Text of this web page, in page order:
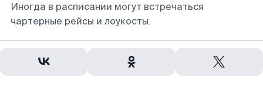
Иногда в расписании могут встречаться
чартерные рейсы и лоукосты.